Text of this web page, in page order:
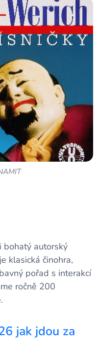
bohatý autorský
klasická činohra,
pořad s interakcí
ročně 200
jak jdou za